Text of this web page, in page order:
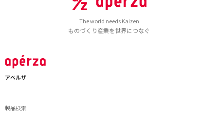
The world needs Kaizen
ものづくり産業を世界につなぐ
アペルザ
製品検索